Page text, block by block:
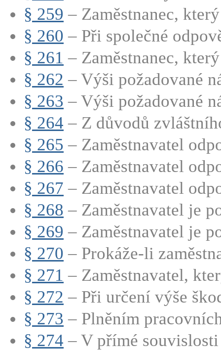
§ 259 – Zaměstnanec,
§ 260 – Při společné
§ 261 – Zaměstnanec,
§ 262 – Výši požadované
§ 263 – Výši požadované
§ 264 – Z důvodů
§ 265 – Zaměstnavatel
§ 266 – Zaměstnavatel
§ 267 – Zaměstnavatel
§ 268 – Zaměstnavatel je
§ 269 – Zaměstnavatel je
§ 270 – Prokáže-li
§ 271 – Zaměstnavatel,
§ 272 – Při určení výše
§ 273 – Plněním
§ 274 – V přímé